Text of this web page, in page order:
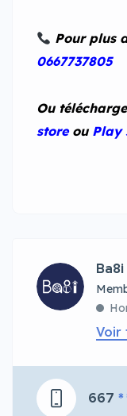
Pour plus
0667737805
Ou
storeou Play
Ba8i
Voir
667 *